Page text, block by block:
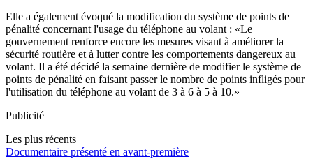
Elle a également évoqué la modification du système de points de
pénalité concernant l'usage du téléphone au volant : «Le
gouvernement renforce encore les mesures visant à améliorer la
sécurité routière et à lutter contre les comportements dangereux au
volant. Il a été décidé la semaine dernière de modifier le système de
points de pénalité en faisant passer le nombre de points infligés pour
l'utilisation du téléphone au volant de 3 à 6 à 5 à 10.»
Publicité
Les plus récents
Documentaire présenté en avant-première